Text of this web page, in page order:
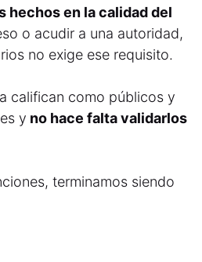
hechos en la calidad del
o acudir a una autoridad,
no exige ese requisito.
califican como públicos y
y no hace falta validarlos
terminamos siendo